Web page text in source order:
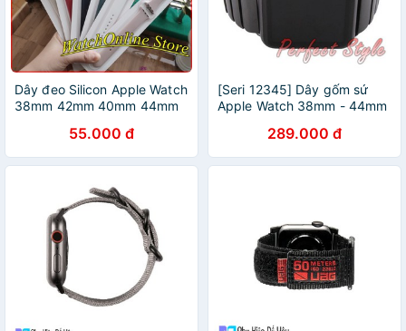
Dây đeo Silicon Apple Watch
38mm 42mm 40mm 44mm
55.000 đ
[Seri 12345] Dây gốm sứ
Apple Watch 38mm - 44mm
289.000 đ